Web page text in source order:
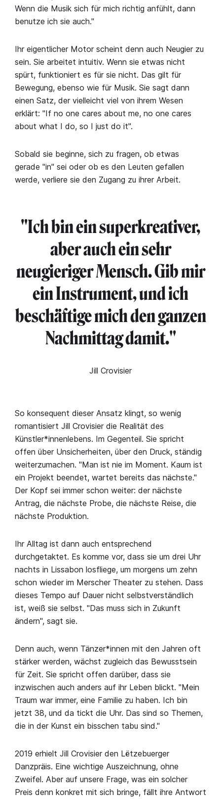
Wenn die Musik sich für mich richtig anfühlt, dann
benutze ich sie auch."
Ihr eigentlicher Motor scheint denn auch Neugier zu
sein. Sie arbeitet intuitiv. Wenn sie etwas nicht
spürt, funktioniert es für sie nicht. Das gilt für
Bewegung, ebenso wie für Musik. Sie sagt dann
einen Satz, der vielleicht viel von ihrem Wesen
erklärt: "If no one cares about me, no one cares
about what I do, so I just do it".
Sobald sie beginne, sich zu fragen, ob etwas
gerade "in" sei oder ob es den Leuten gefallen
werde, verliere sie den Zugang zu ihrer Arbeit.
"Ich bin ein superkreativer,
aber auch ein sehr
neugieriger Mensch. Gib mir
ein Instrument, und ich
beschäftige mich den ganzen
Nachmittag damit."
Jill Crovisier
So konsequent dieser Ansatz klingt, so wenig
romantisiert Jill Crovisier die Realität des
Künstler*innenlebens. Im Gegenteil. Sie spricht
offen über Unsicherheiten, über den Druck, ständig
weiterzumachen. "Man ist nie im Moment. Kaum ist
ein Projekt beendet, wartet bereits das nächste."
Der Kopf sei immer schon weiter: der nächste
Antrag, die nächste Probe, die nächste Reise, die
nächste Produktion.
Ihr Alltag ist dann auch entsprechend
durchgetaktet. Es komme vor, dass sie um drei Uhr
nachts in Lissabon losfliege, um morgens um zehn
schon wieder im Merscher Theater zu stehen. Dass
dieses Tempo auf Dauer nicht selbstverständlich
ist, weiß sie selbst. "Das muss sich in Zukunft
ändern", sagt sie.
Denn auch, wenn Tänzer*innen mit den Jahren oft
stärker werden, wächst zugleich das Bewusstsein
für Zeit. Sie spricht offen darüber, dass sie
inzwischen auch anders auf ihr Leben blickt. "Mein
Traum war immer, eine Familie zu haben. Ich bin
jetzt 38, und da tickt die Uhr. Das sind so Themen,
die in der Kunst ein bisschen tabu sind."
2019 erhielt Jill Crovisier den Lëtzebuerger
Danzpräis. Eine wichtige Auszeichnung, ohne
Zweifel. Aber auf unsere Frage, was ein solcher
Preis denn konkret mit sich bringe, fällt ihre Antwort